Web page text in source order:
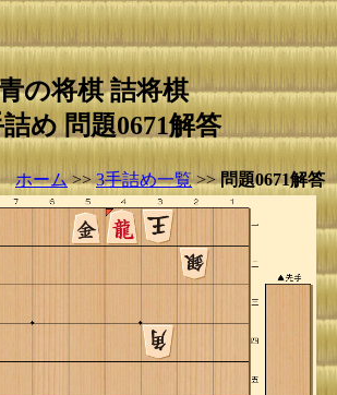
の将棋 詰将棋
詰め 問題0671解答
ホーム>>3手詰め一覧>>問題0671解答